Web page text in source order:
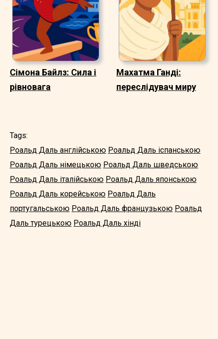
Сімона Байлз: Сила і
рівновага
Махатма Ганді:
переслідувач миру
Tags:
Роальд Даль англійською Роальд Даль іспанською
Роальд Даль німецькою Роальд Даль шведською
Роальд Даль італійською Роальд Даль японською
Роальд Даль корейською Роальд Даль
португальською Роальд Даль французькою Роальд
Даль турецькою Роальд Даль хінді